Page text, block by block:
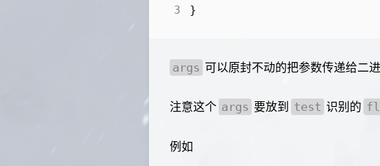
}
args 可以原封不动的把参数传递给二
注意这个 args 要放到 test 识别的
例如